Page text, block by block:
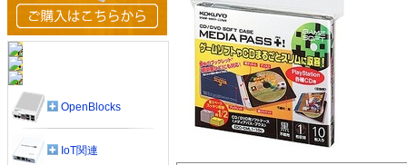
OpenBlocks
IoT関連